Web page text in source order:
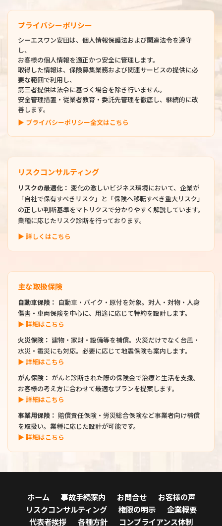
プライバシーポリシー
シーエスワン安田は、個人情報保護法および関連法令を遵守
し、
お客様の個人情報を適正かつ安全に管理します。
取得した情報は、保険募集業務および関連サービスの提供に必
要な範囲で利用し、
第三者提供は法令に基づく場合を除き行いません。
安全管理措置・従業者教育・委託先管理を徹底し、継続的に改
善します。
▶ プライバシーポリシー全文はこちら
リスクコンサルティング
リスクの最適化： 変化の激しいビジネス環境において、企業が
「自社で保有すべきリスク」と「保険へ移転すべき重大リスク」
の正しい判断基準をマトリクスで分かりやすく解説しています。
業種に応じたリスク診断を行っております。
▶ 詳しくはこちら
主な取扱保険
自動車保険：
自動車・バイク・原付を対象。対人・対物・人身
傷害・車両保険を中心に、用途に応じて特約を設計します。
▶ 詳細はこちら
火災保険： 建物・家財・設備等を補償。火災だけでなく台風・
水災・雹災にも対応。必要に応じて地震保険も案内します。
▶ 詳細はこちら
がん保険： がんと診断された際の保険金で治療と生活を支援。
お客様の考え方に合わせて最適なプランを提案します。
▶ 詳細はこちら
事業用保険： 賠償責任保険・労災総合保険など事業者向け補償
を取扱い。業種に応じた設計が可能です。
▶ 詳細はこちら
ホーム 事故手続案内 お問合せ
お客様の声
リスクコンサルティング
権限の明示
企業概要
代表者挨拶
各種方針 コンプライアンス体制